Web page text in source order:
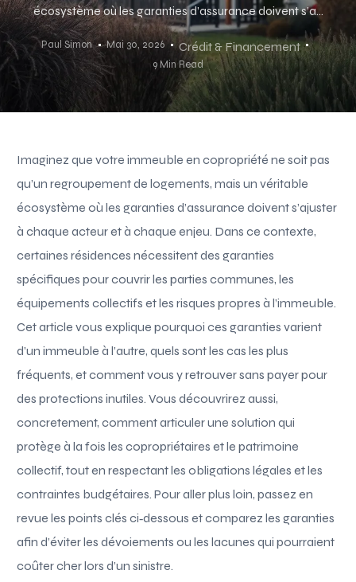
écosystème où les garanties d’assurance doivent s’a...
Paul Simon Mai 30, 2026 Crédit & Financement
9 Min Read
Imaginez que votre immeuble en copropriété ne soit pas
qu’un regroupement de logements, mais un véritable
écosystème où les garanties d’assurance doivent s’ajuster
à chaque acteur et à chaque enjeu. Dans ce contexte,
certaines résidences nécessitent des garanties
spécifiques pour couvrir les parties communes, les
équipements collectifs et les risques propres à l’immeuble.
Cet article vous explique pourquoi ces garanties varient
d’un immeuble à l’autre, quels sont les cas les plus
fréquents, et comment vous y retrouver sans payer pour
des protections inutiles. Vous découvrirez aussi,
concretement, comment articuler une solution qui
protège à la fois les copropriétaires et le patrimoine
collectif, tout en respectant les obligations légales et les
contraintes budgétaires. Pour aller plus loin, passez en
revue les points clés ci‑dessous et comparez les garanties
afin d’éviter les dévoiements ou les lacunes qui pourraient
coûter cher lors d’un sinistre.